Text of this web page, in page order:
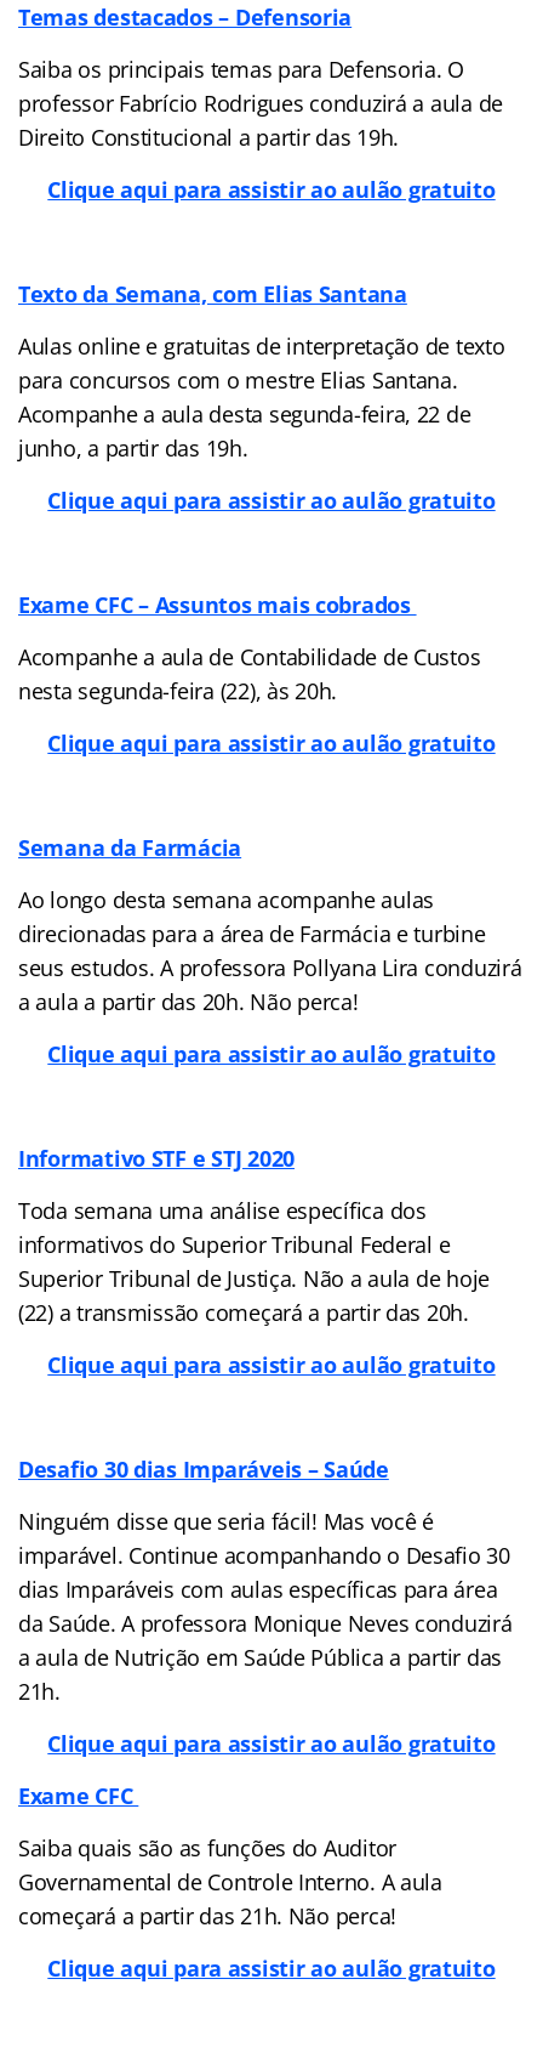
Temas destacados – Defensoria
Saiba os principais temas para Defensoria. O
professor Fabrício Rodrigues conduzirá a aula de
Direito Constitucional a partir das 19h.
Clique aqui para assistir ao aulão gratuito
Texto da Semana, com Elias Santana
Aulas online e gratuitas de interpretação de texto
para concursos com o mestre Elias Santana.
Acompanhe a aula desta segunda-feira, 22 de
junho, a partir das 19h.
Clique aqui para assistir ao aulão gratuito
Exame CFC – Assuntos mais cobrados
Acompanhe a aula de Contabilidade de Custos
nesta segunda-feira (22), às 20h.
Clique aqui para assistir ao aulão gratuito
Semana da Farmácia
Ao longo desta semana acompanhe aulas
direcionadas para a área de Farmácia e turbine
seus estudos. A professora Pollyana Lira conduzirá
a aula a partir das 20h. Não perca!
Clique aqui para assistir ao aulão gratuito
Informativo STF e STJ 2020
Toda semana uma análise específica dos
informativos do Superior Tribunal Federal e
Superior Tribunal de Justiça. Não a aula de hoje
(22) a transmissão começará a partir das 20h.
Clique aqui para assistir ao aulão gratuito
Desafio 30 dias Imparáveis – Saúde
Ninguém disse que seria fácil! Mas você é
imparável. Continue acompanhando o Desafio 30
dias Imparáveis com aulas específicas para área
da Saúde. A professora Monique Neves conduzirá
a aula de Nutrição em Saúde Pública a partir das
21h.
Clique aqui para assistir ao aulão gratuito
Exame CFC
Saiba quais são as funções do Auditor
Governamental de Controle Interno. A aula
começará a partir das 21h. Não perca!
Clique aqui para assistir ao aulão gratuito